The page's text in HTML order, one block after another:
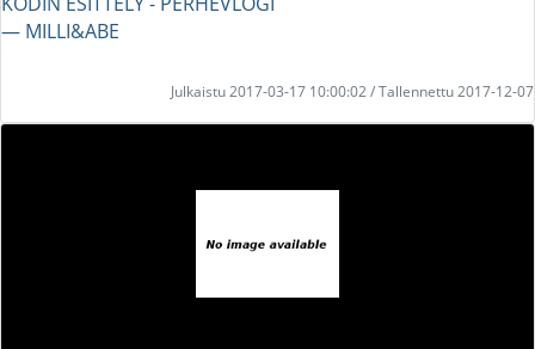
― MILLI&ABE
Julkaistu 2017-03-17 10:00:02 / Tallennettu 2017-12-07